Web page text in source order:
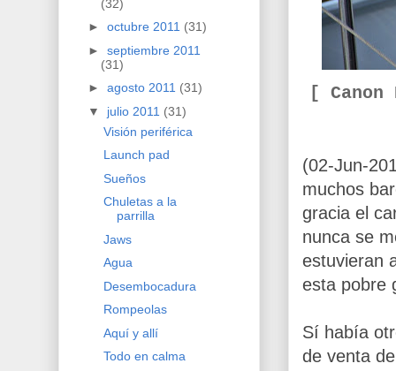
[
(02-Jun-
muchos
gracia el
nunca se
estuvieran
esta pobre
Sí había
de venta
(32)
► octubre 2011 (31)
► septiembre 2011
(31)
► agosto 2011 (31)
▼ julio 2011 (31)
Visión periférica
Launch pad
Sueños
Chuletas a la
parrilla
Jaws
Agua
Desembocadura
Rompeolas
Aquí y allí
Todo en calma